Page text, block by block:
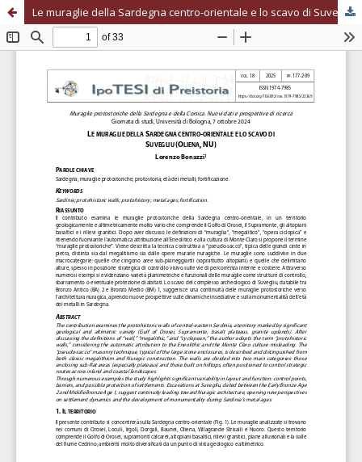
Le muraglie della Sardegna centro-orientale e lo scavo di Suvegliu (Oliena, NU)